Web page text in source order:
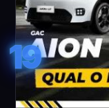
19